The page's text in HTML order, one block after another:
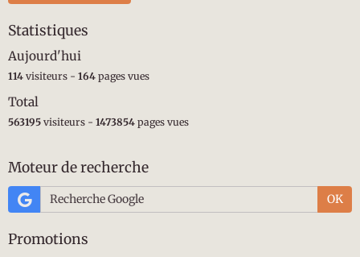
Statistiques
Aujourd'hui
114 visiteurs - 164 pages vues
Total
563195 visiteurs - 1473854 pages vues
Moteur de recherche
OK
Promotions